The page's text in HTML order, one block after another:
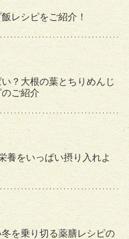
レシピをご紹介！
？大根の葉とちりめんじ
ご紹介
養をいっぱい摂り入れよ
を乗り切る薬膳レシピの